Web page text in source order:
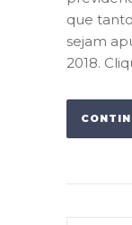
que
sejam
2018.